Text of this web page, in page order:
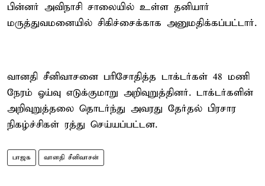
பின்னர் அவிநாசி சாலையில் உள்ள தனியார்
மருத்துவமனையில் சிகிச்சைக்காக அனுமதிக்கப்பட்டார்.
வானதி சீனிவாசனை பரிசோதித்த டாக்டர்கள் 48 மணி
நேரம் ஓய்வு எடுக்குமாறு அறிவுறுத்தினர். டாக்டர்களின்
அறிவுறுத்தலை தொடர்ந்து அவரது தேர்தல் பிரசார
நிகழ்ச்சிகள் ரத்து செய்யப்பட்டன.
பாஜக வானதி சீனிவாசன்